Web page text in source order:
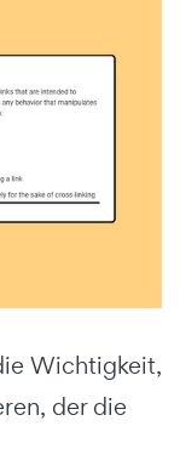
Wichtigkeit,
der die